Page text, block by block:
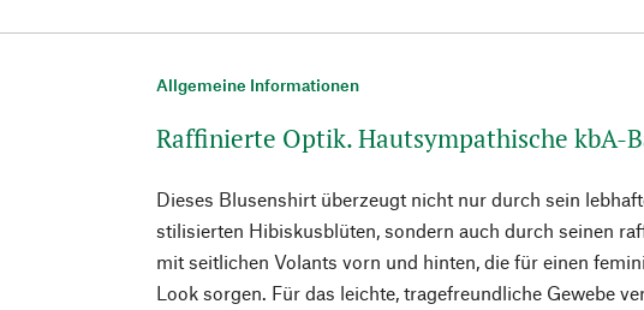
Allgemeine Informationen
Raffinierte Optik. Hautsympathische kbA-
Dieses Blusenshirt überzeugt nicht nur durch sein
stilisierten Hibiskusblüten, sondern auch durch seinen
mit seitlichen Volants vorn und hinten, die für einen
Look sorgen. Für das leichte, tragefreundliche Gewebe